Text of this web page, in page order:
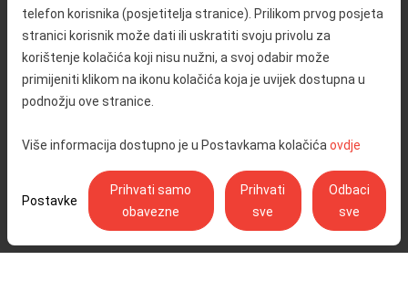
telefon korisnika (posjetitelja stranice). Prilikom prvog posjeta
stranici korisnik može dati ili uskratiti svoju privolu za
korištenje kolačića koji nisu nužni, a svoj odabir može
primijeniti klikom na ikonu kolačića koja je uvijek dostupna u
podnožju ove stranice.
Više informacija dostupno je u Postavkama kolačića ovdje
Postavke
Prihvati samo
obavezne
Prihvati
sve
Odbaci
sve
Reklamacija
Javna nabava
Odnosi s javnošću
Izjava o pristupačnosti
Postavke kolačića